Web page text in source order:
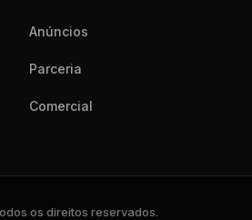
Anúncios
Parceria
Comercial
os direitos reservados.